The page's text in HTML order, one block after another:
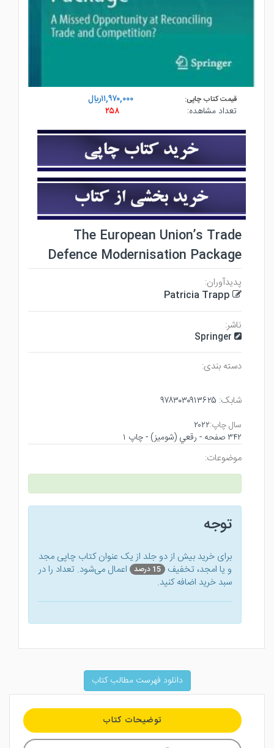
قیمت کتاب چاپی:
۱۱,۹۷۰,۰۰۰ريال
تعداد مشاهده:
۲۵۸
The European Union’s Trade
Defence Modernisation Package
پدیدآوران:
Patricia Trapp
ناشر:
Springer
دسته بندی:
شابک: ۹۷۸۳۰۳۰۹۱۳۶۲۵
سال چاپ:۲۰۲۲
۳۴۲ صفحه - رقعي (شوميز) - چاپ ۱
موضوعات:
توجه
برای خرید بیش از دو جلد از یک عنوان کتاب‌ چاپی مجد
و یا امجد، تخفیف 15 درصد
اعمال می‌شود. تعداد را در
سبد خرید اضافه کنید.
دانلود فهرست مطالب کتاب
توضیحات کتاب